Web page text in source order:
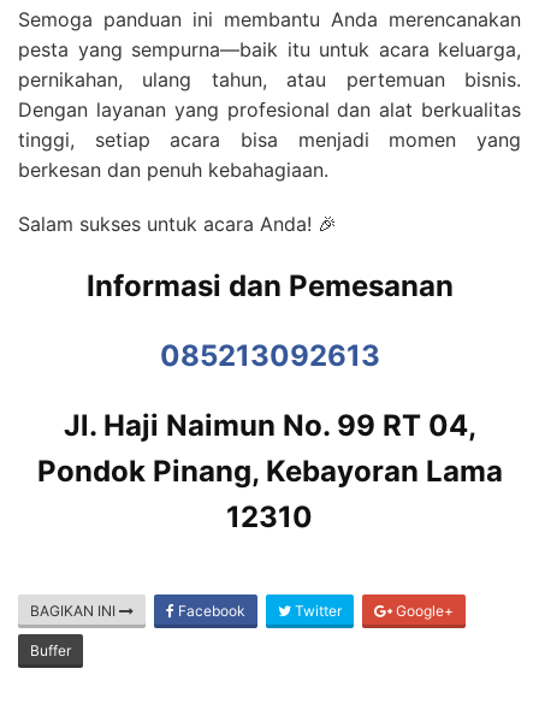
Semoga panduan ini membantu Anda merencanakan
pesta yang sempurna—baik itu untuk acara keluarga,
pernikahan, ulang tahun, atau pertemuan bisnis.
Dengan layanan yang profesional dan alat berkualitas
tinggi, setiap acara bisa menjadi momen yang
berkesan dan penuh kebahagiaan.
Salam sukses untuk acara Anda! 🎉
Informasi dan Pemesanan
085213092613
Jl. Haji Naimun No. 99 RT 04,
Pondok Pinang, Kebayoran Lama
12310
BAGIKAN INI Facebook Twitter Google+
Buffer